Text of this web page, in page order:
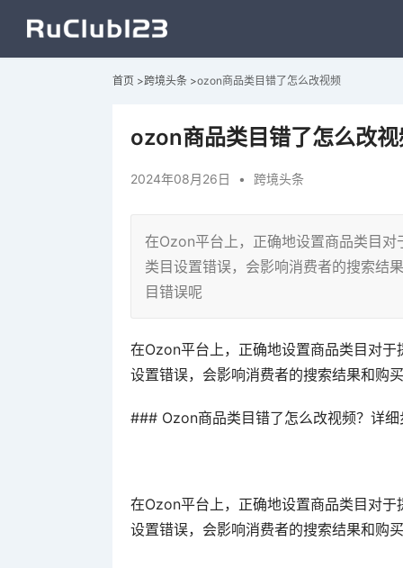
首页 >跨境头条 >ozon商品类目错了怎么改视频
ozon商品类目错了怎么改
2024年08月26日 • 跨境头条
在Ozon平台上，正确地设置商品类目
类目设置错误，会影响消费者的搜索结
目错误呢
在Ozon平台上，正确地设置商品类目对
设置错误，会影响消费者的搜索结果和购
### Ozon商品类目错了怎么改视频？详
在Ozon平台上，正确地设置商品类目对
设置错误，会影响消费者的搜索结果和购